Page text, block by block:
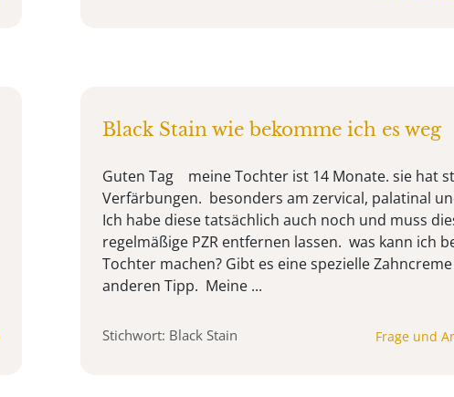
Black Stain wie bekomme ich es weg
Guten Tag meine Tochter ist 14 Monate. sie hat
Verfärbungen. besonders am zervical, palatinal
Ich habe diese tatsächlich auch noch und muss
regelmäßige PZR entfernen lassen. was kann ich
Tochter machen? Gibt es eine spezielle
anderen Tipp. Meine ...
Stichwort: Black Stain Frage und